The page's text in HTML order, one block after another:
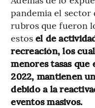
pandemia el
rubros que fueron
estos el de
recreación, los
menores tasas que
2022, mantienen
debido a la
eventos masivos.